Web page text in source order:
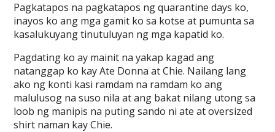
Pagkatapos na pagkatapos ng quarantine days ko,
inayos ko ang mga gamit ko sa kotse at pumunta sa
kasalukuyang tinutuluyan ng mga kapatid ko.
Pagdating ko ay mainit na yakap kagad ang
natanggap ko kay Ate Donna at Chie. Nailang lang
ako ng konti kasi ramdam na ramdam ko ang
malulusog na suso nila at ang bakat nilang utong sa
loob ng manipis na puting sando ni ate at oversized
shirt naman kay Chie.